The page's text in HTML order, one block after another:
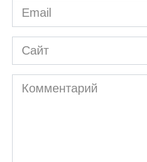
Email
*
Сайт
Комментарий